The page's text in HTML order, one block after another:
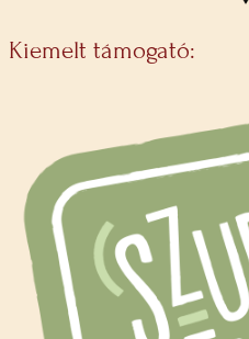
Kiemelt támogató: